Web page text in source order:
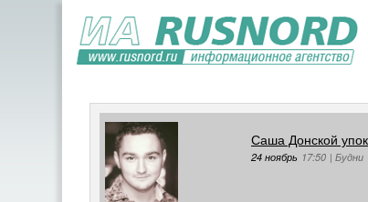
Саша Донской
24 ноябрь 17:50 | Будни